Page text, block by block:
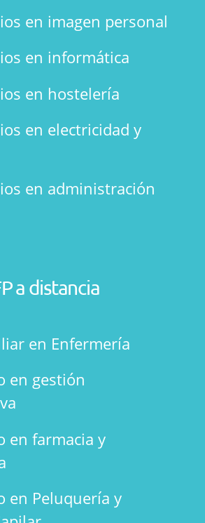
en imagen personal
en informática
en hostelería
en electricidad y
en administración
a distancia
en Enfermería
en gestión
en farmacia y
en Peluquería y